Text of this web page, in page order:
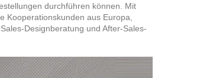
durchführen können. Mit
Kooperationskunden aus Europa,
Designberatung und After-Sales-